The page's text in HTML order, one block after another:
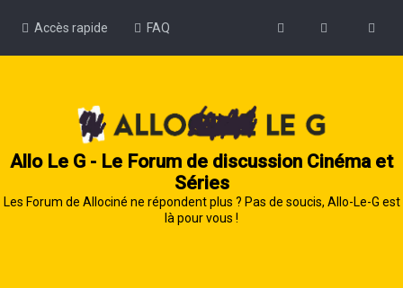
Accès rapide FAQ
Allo Le G - Le Forum de discussion Cinéma et
Séries
Les Forum de Allociné ne répondent plus ? Pas de soucis, Allo-Le-G est
là pour vous !